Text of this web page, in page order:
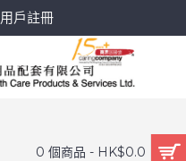
用戶註冊
0 個商品 - HK$0.0